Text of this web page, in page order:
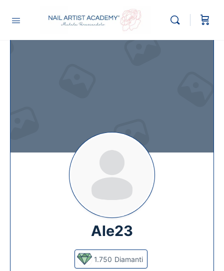
Ale23
1.750 Diamanti